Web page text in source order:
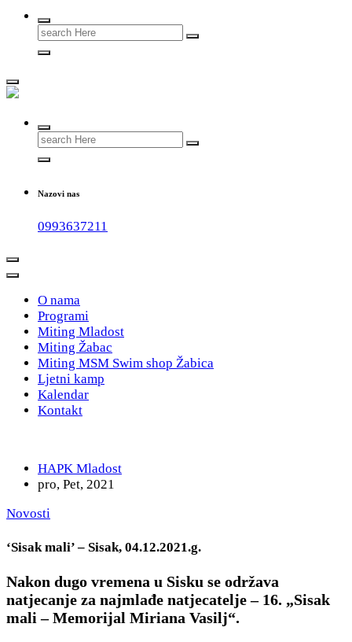
Search
for:
#teammladost
Search
for:
Nazovi nas
0993637211
O nama
Programi
Miting Mladost
Miting Žabac
Miting MSM Swim shop Žabica
Ljetni kamp
Kalendar
Kontakt
HAPK Mladost
pro, Pet, 2021
Novosti
‘Sisak mali’ – Sisak, 04.12.2021.g.
Nakon dugo vremena u Sisku se održava
natjecanje za najmlađe natjecatelje – 16. „Sisak
mali – Memorijal Miriana Vasilj“.